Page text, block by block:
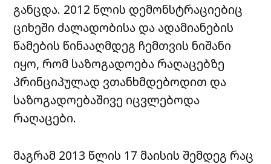
განცდა. 2012 წლის დემონსტრაციებიც
ციხეში ძალადობისა და ადამიანების
წამების წინააღმდეგ ჩემთვის ნიშანი
იყო, რომ საზოგადოება რაღაცებზე
პრინციპულად ვთანხმდებოდით და
საზოგადოებაშივე იცვლებოდა
რაღაცები.
მაგრამ 2013 წლის 17 მაისის შემდეგ რაც